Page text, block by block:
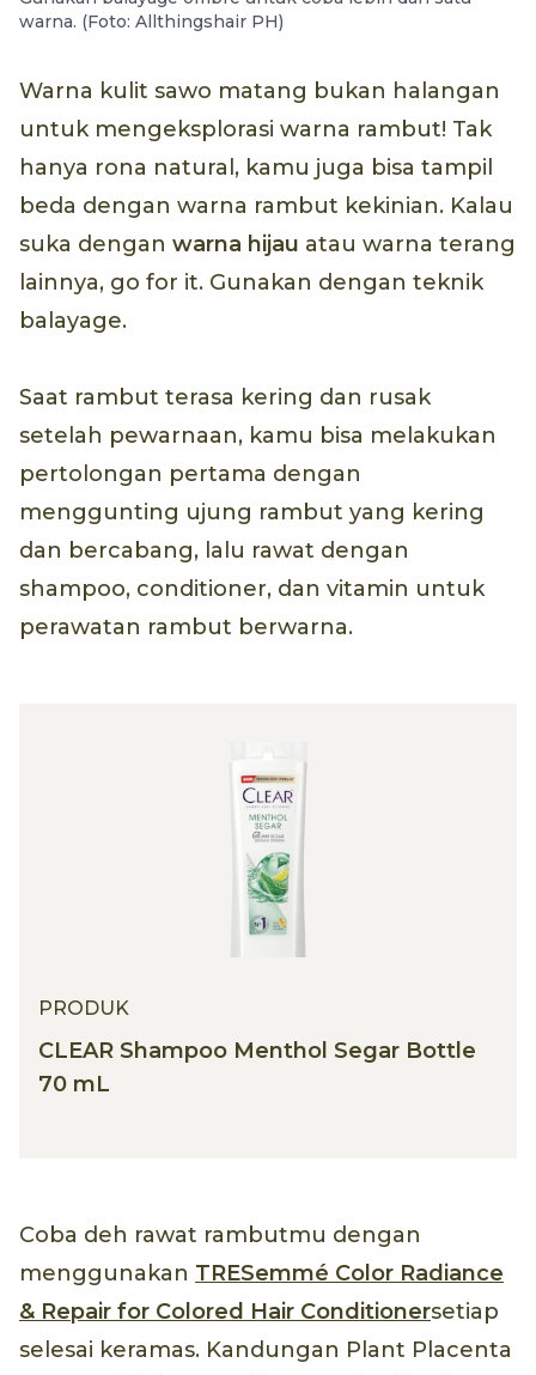
warna. (Foto: Allthingshair PH)
Warna kulit sawo matang bukan halangan
untuk mengeksplorasi warna rambut! Tak
hanya rona natural, kamu juga bisa tampil
beda dengan warna rambut kekinian. Kalau
suka dengan warna hijau atau warna terang
lainnya, go for it. Gunakan dengan teknik
balayage.
Saat rambut terasa kering dan rusak
setelah pewarnaan, kamu bisa melakukan
pertolongan pertama dengan
menggunting ujung rambut yang kering
dan bercabang, lalu rawat dengan
shampoo, conditioner, dan vitamin untuk
perawatan rambut berwarna.
PRODUK
CLEAR Shampoo Menthol Segar Bottle
70 mL
Coba deh rawat rambutmu dengan
menggunakan TRESemmé Color Radiance
& Repair for Colored Hair Conditionersetiap
selesai keramas. Kandungan Plant Placenta